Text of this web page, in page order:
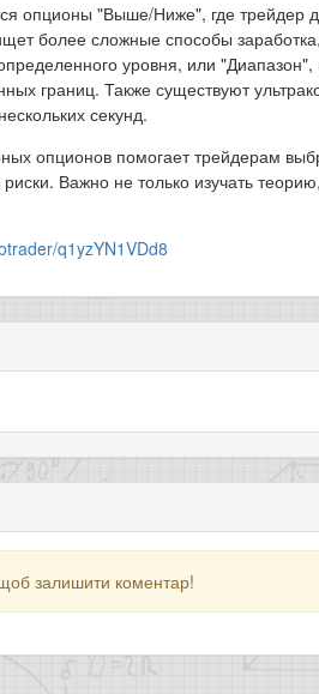
опционы "Выше/Ниже", где трейдер
более сложные способы
уровня, или "Диапазон",
границ. Также существуют
секунд.
опционов помогает трейдерам
Важно не только изучать
q1yzYN1VDd8
залишити коментар!